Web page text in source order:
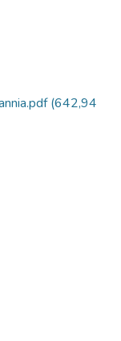
(642,94